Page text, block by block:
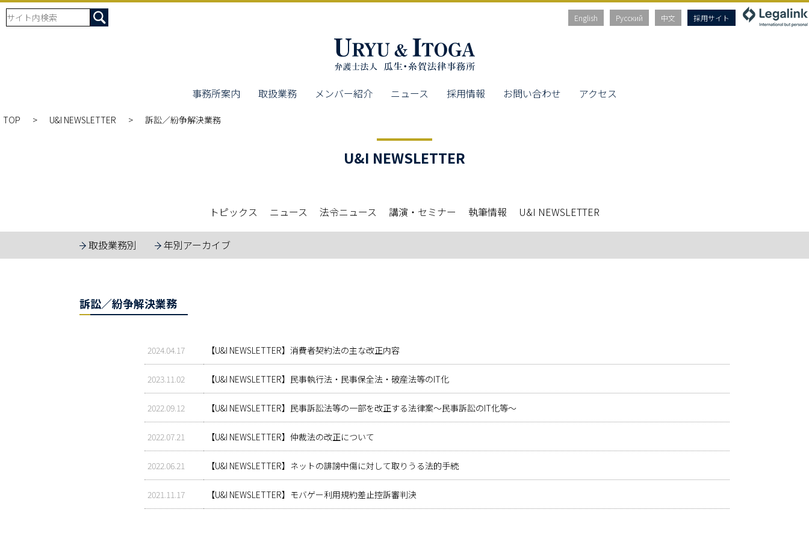
English Русский 中文 採用サイト
事務所案内 取扱業務 メンバー紹介 ニュース 採用情報 お問い合わせ アクセス
TOP U&I NEWSLETTER 訴訟／紛争解決業務
U&I NEWSLETTER
トピックス ニュース 法令ニュース 講演・セミナー 執筆情報 U&I NEWSLETTER
取扱業務別 年別アーカイブ
訴訟／紛争解決業務
2024.04.17 【U&I NEWSLETTER】消費者契約法の主な改正内容
2023.11.02 【U&I NEWSLETTER】民事執行法・民事保全法・破産法等のIT化
2022.09.12 【U&I NEWSLETTER】民事訴訟法等の一部を改正する法律案～民事訴訟のIT化等～
2022.07.21 【U&I NEWSLETTER】仲裁法の改正について
2022.06.21 【U&I NEWSLETTER】ネットの誹謗中傷に対して取りうる法的手続
2021.11.17 【U&I NEWSLETTER】モバゲー利用規約差止控訴審判決